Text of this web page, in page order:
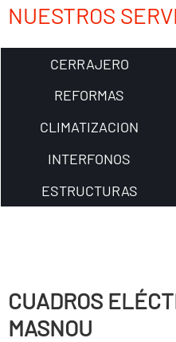
NUESTROS
CERRAJERO
REFORMAS
CLIMATIZACION
INTERFONOS
ESTRUCTURAS
CUADROS
MASNOU